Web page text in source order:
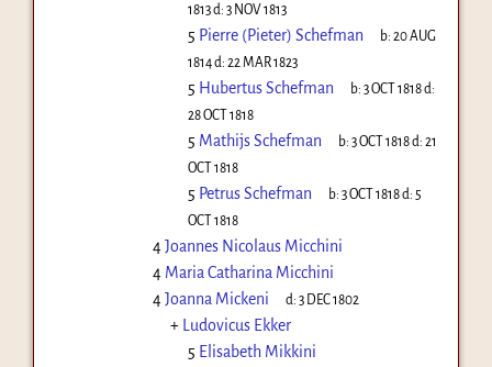
1813d: 3 NOV 1813
5 Pierre (Pieter) Schefman b:20 AUG
1814d: 22 MAR 1823
5 Hubertus Schefman b:3 OCT 1818d:
28 OCT 1818
5 Mathijs Schefman b:3 OCT 1818d:21
OCT 1818
5 Petrus Schefman b:3 OCT 1818d: 5
OCT 1818
4Joannes Nicolaus Micchini
4 Maria Catharina Micchini
4Joanna Mickeni d:3 DEC 1802
+ Ludovicus Ekker
5 Elisabeth Mikkini